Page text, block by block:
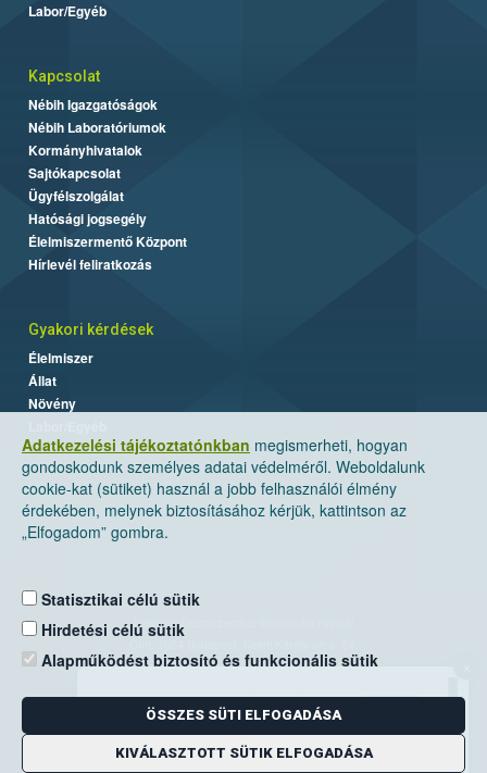
Adatkezelési tájékoztatónkban megismerheti, hogyan
gondoskodunk személyes adatai védelméről. Weboldalunk
cookie-kat (sütiket) használ a jobb felhasználói élmény
érdekében, melynek biztosításához kérjük, kattintson az
„Elfogadom” gombra.
Statisztikai célú sütik
Hirdetési célú sütik
Alapműködést biztosító és funkcionális sütik
ÖSSZES SÜTI ELFOGADÁSA
KIVÁLASZTOTT SÜTIK ELFOGADÁSA
Labor/Egyéb
Kapcsolat
Nébih Igazgatóságok
Nébih Laboratóriumok
Kormányhivatalok
Sajtókapcsolat
Ügyfélszolgálat
Hatósági jogsegély
Élelmiszermentő Központ
Hírlevél feliratkozás
Gyakori kérdések
Élelmiszer
Állat
Növény
Nemzeti Élelmiszerlánc-biztonsági Hivatal
Levelezési cím: 1525 Budapest. Pf. 30.
E-mail:ugyfelszolgalat@nebih.gov.hu
Zöld szám: 06-80/263-244
Telefon: 06-1/ 336-9000